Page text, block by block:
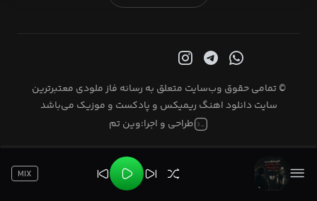
© تمامی حقوق وب‌سایت متعلق به رسانه فاز ملودی معتبرترین
سایت دانلود اهنگ ریمیکس و پادکست و موزیک می‌باشد
طراحی و اجرا:وین تم
MIX